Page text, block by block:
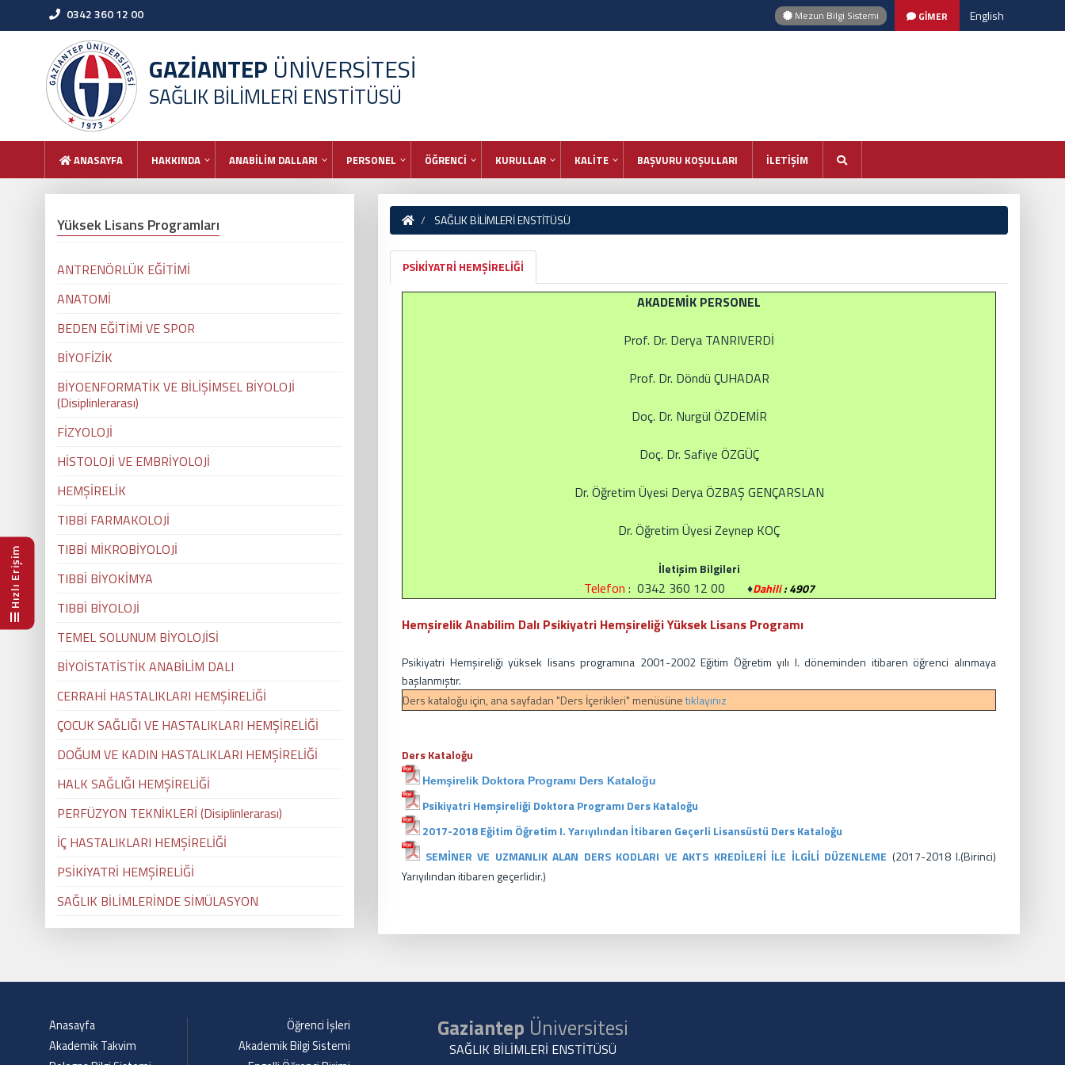
Hızlı Erişim
0342 360 12 00 Mezun Bilgi Sistemi GİMER English
GAZİANTEP ÜNİVERSİTESİ
SAĞLIK BİLİMLERİ ENSTİTÜSÜ
ANASAYFA HAKKINDA ANABİLİM DALLARI PERSONEL ÖĞRENCİ KURULLAR KALİTE BAŞVURU KOŞULLARI İLETİŞİM
SAĞLIK BİLİMLERİ ENSTİTÜSÜ
PSİKİYATRİ HEMŞİRELİĞİ
AKADEMİK PERSONEL
Prof. Dr. Derya TANRIVERDİ
Prof. Dr. Döndü ÇUHADAR
Doç. Dr. Nurgül ÖZDEMİR
Doç. Dr. Safiye ÖZGÜÇ
Dr. Öğretim Üyesi Derya ÖZBAŞ GENÇARSLAN
Dr. Öğretim Üyesi Zeynep KOÇ
İletişim Bilgileri
Telefon : 0342 360 12 00 ♦Dahili: 4907
Hemşirelik Anabilim Dalı Psikiyatri Hemşireliği Yüksek Lisans Programı
Psikiyatri Hemşireliği yüksek lisans programına 2001-2002 Eğitim Öğretim yılı I. döneminden itibaren öğrenci alınmaya
başlanmıştır.
Ders kataloğu için, ana sayfadan "Ders İçerikleri" menüsünetıklayınız
Ders Kataloğu
Hemşirelik Doktora Programı Ders Kataloğu
Psikiyatri Hemşireliği Doktora Programı Ders Kataloğu
2017-2018 Eğitim Öğretim I. Yarıyılından İtibaren Geçerli Lisansüstü Ders Kataloğu
SEMİNER VE UZMANLIK ALAN DERS KODLARI VE AKTS KREDİLERİ İLE İLGİLİ DÜZENLEME (2017-2018 l.(Birinci)
Yarıyılından itibaren geçerlidir.)
Yüksek Lisans Programları
ANTRENÖRLÜK EĞİTİMİ
ANATOMİ
BEDEN EĞİTİMİ VE SPOR
BİYOFİZİK
BİYOENFORMATİK VE BİLİŞİMSEL BİYOLOJİ
(Disiplinlerarası)
FİZYOLOJİ
HİSTOLOJİ VE EMBRİYOLOJİ
HEMŞİRELİK
TIBBİ FARMAKOLOJİ
TIBBİ MİKROBİYOLOJİ
TIBBİ BİYOKİMYA
TIBBİ BİYOLOJİ
TEMEL SOLUNUM BİYOLOJİSİ
BİYOİSTATİSTİK ANABİLİM DALI
CERRAHİ HASTALIKLARI HEMŞİRELİĞİ
ÇOCUK SAĞLIĞI VE HASTALIKLARI HEMŞİRELİĞİ
DOĞUM VE KADIN HASTALIKLARI HEMŞİRELİĞİ
HALK SAĞLIĞI HEMŞİRELİĞİ
PERFÜZYON TEKNİKLERİ (Disiplinlerarası)
İÇ HASTALIKLARI HEMŞİRELİĞİ
PSİKİYATRİ HEMŞİRELİĞİ
SAĞLIK BİLİMLERİNDE SİMÜLASYON
Anasayfa
Akademik Takvim
Öğrenci İşleri
Akademik Bilgi Sistemi
Gaziantep Üniversitesi
SAĞLIK BİLİMLERİ ENSTİTÜSÜ